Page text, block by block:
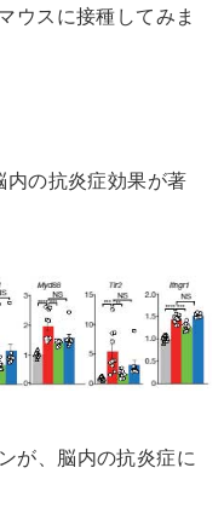
ウスに接種してみま
の抗炎症効果が著
が、脳内の抗炎症に